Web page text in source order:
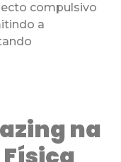
compulsivo
a
na